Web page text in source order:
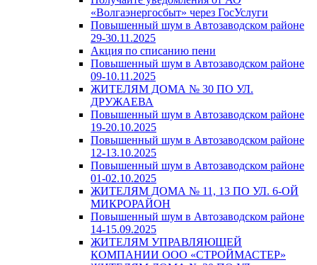
«Волгаэнергосбыт» через ГосУслуги
Повышенный шум в Автозаводском районе
29-30.11.2025
Акция по списанию пени
Повышенный шум в Автозаводском районе
09-10.11.2025
ЖИТЕЛЯМ ДОМА № 30 ПО УЛ.
ДРУЖАЕВА
Повышенный шум в Автозаводском районе
19-20.10.2025
Повышенный шум в Автозаводском районе
12-13.10.2025
Повышенный шум в Автозаводском районе
01-02.10.2025
ЖИТЕЛЯМ ДОМА № 11, 13 ПО УЛ. 6-ОЙ
МИКРОРАЙОН
Повышенный шум в Автозаводском районе
14-15.09.2025
ЖИТЕЛЯМ УПРАВЛЯЮЩЕЙ
КОМПАНИИ ООО «СТРОЙМАСТЕР»